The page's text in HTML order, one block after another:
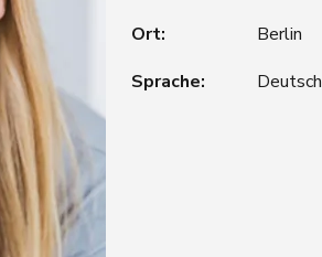
Ort:
Sprache:
Berlin
Deutsch